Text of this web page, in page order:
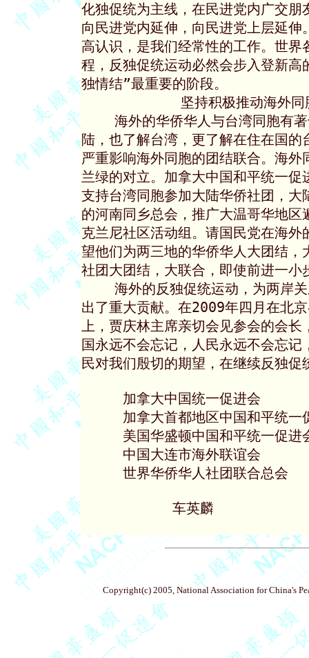
化独促统为主线，在民进党内广交
向民进党内延伸，向民进党上层延
高认识，是我们经常性的工作。世
程，反独促统运动必然会步入登新
独情结”最重要的阶段。
坚持积极推动海外同
海外的华侨华人与台湾同胞有
陆，也了解台湾，更了解在住在国
严重影响海外同胞的团结联合。海
兰绿的对立。加拿大中国和平统一
支持台湾同胞参加大陆华侨社团，
的河南同乡总会，推广大温哥华地
克兰尼社区活动组。请国民党在海
望他们为两三地的华侨华人大团结
社团大团结，大联合，即使前进一
海外的反独促统运动，为两岸
出了重大贡献。在2009年四月在北
上，贾庆林主席亲切会见参会的会
国永远不会忘记，人民永远不会忘
民对我们殷切的期望，在继续反独
加拿大中国统一促进会
加拿大首都地区中国和平统
美国华盛顿中国和平统一促
中国大连市海外联谊会
世界华侨华人社团联合总会
           车英麟
Copyright(c) 2005, National Association for China's